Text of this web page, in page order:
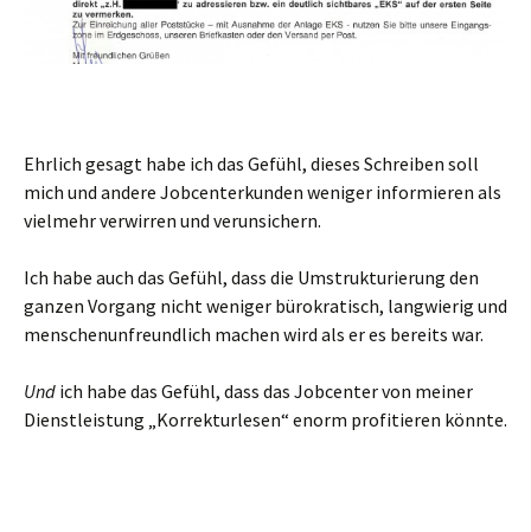
Ehrlich gesagt habe ich das Gefühl, dieses Schreiben soll
mich und andere Jobcenterkunden weniger informieren als
vielmehr verwirren und verunsichern.
Ich habe auch das Gefühl, dass die Umstrukturierung den
ganzen Vorgang nicht weniger bürokratisch, langwierig und
menschenunfreundlich machen wird als er es bereits war.
Und ich habe das Gefühl, dass das Jobcenter von meiner
Dienstleistung „Korrekturlesen“ enorm profitieren könnte.